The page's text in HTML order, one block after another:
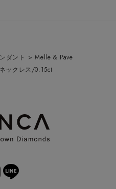
ダント >Melle & Pave
ックレス/0.15ct